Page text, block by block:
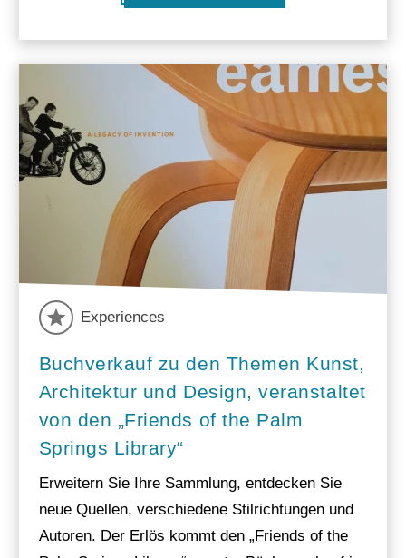
Experiences
Buchverkauf zu den Themen Kunst,
Architektur und Design, veranstaltet
von den „Friends of the Palm
Springs Library“
Erweitern Sie Ihre Sammlung, entdecken Sie
neue Quellen, verschiedene Stilrichtungen und
Autoren. Der Erlös kommt den „Friends of the